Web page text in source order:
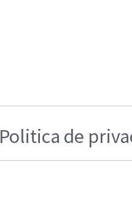
Politica de